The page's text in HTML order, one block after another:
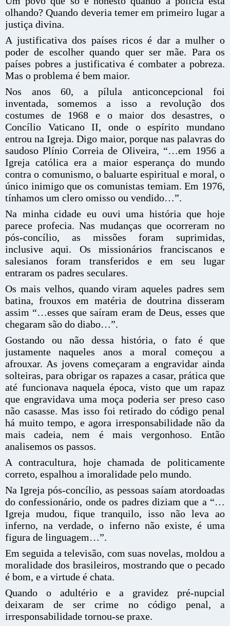
olhando? Quando deveria temer em primeiro lugar a
justiça divina.
A justificativa dos países ricos é dar a mulher o
poder de escolher quando quer ser mãe. Para os
países pobres a justificativa é combater a pobreza.
Mas o problema é bem maior.
Nos anos 60, a pílula anticoncepcional foi
inventada, somemos a isso a revolução dos
costumes de 1968 e o maior dos desastres, o
Concílio Vaticano II, onde o espírito mundano
entrou na Igreja. Digo maior, porque nas palavras do
saudoso Plínio Correia de Oliveira, “…em 1956 a
Igreja católica era a maior esperança do mundo
contra o comunismo, o baluarte espiritual e moral, o
único inimigo que os comunistas temiam. Em 1976,
tínhamos um clero omisso ou vendido…”.
Na minha cidade eu ouvi uma história que hoje
parece profecia. Nas mudanças que ocorreram no
pós-concílio, as missões foram suprimidas,
inclusive aqui. Os missionários franciscanos e
salesianos foram transferidos e em seu lugar
entraram os padres seculares.
Os mais velhos, quando viram aqueles padres sem
batina, frouxos em matéria de doutrina disseram
assim “…esses que saíram eram de Deus, esses que
chegaram são do diabo…”.
Gostando ou não dessa história, o fato é que
justamente naqueles anos a moral começou a
afrouxar. As jovens começaram a engravidar ainda
solteiras, para obrigar os rapazes a casar, prática que
até funcionava naquela época, visto que um rapaz
que engravidava uma moça poderia ser preso caso
não casasse. Mas isso foi retirado do código penal
há muito tempo, e agora irresponsabilidade não da
mais cadeia, nem é mais vergonhoso. Então
analisemos os passos.
A contracultura, hoje chamada de politicamente
correto, espalhou a imoralidade pelo mundo.
Na Igreja pós-concílio, as pessoas saíam atordoadas
do confessionário, onde os padres diziam que a “…
Igreja mudou, fique tranquilo, isso não leva ao
inferno, na verdade, o inferno não existe, é uma
figura de linguagem…”.
Em seguida a televisão, com suas novelas, moldou a
moralidade dos brasileiros, mostrando que o pecado
é bom, e a virtude é chata.
Quando o adultério e a gravidez pré-nupcial
deixaram de ser crime no código penal, a
irresponsabilidade tornou-se praxe.